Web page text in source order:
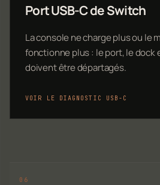
Port USB-C de Switch
La console ne charge plus ou le
fonctionne plus : le port, le dock
doivent être départagés.
VOIR LE DIAGNOSTIC USB-C